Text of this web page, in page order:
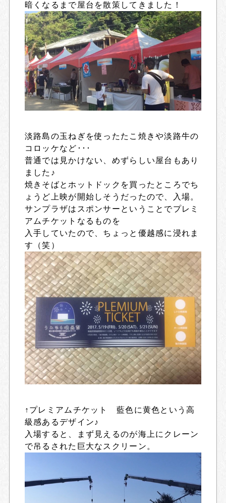
暗くなるまで屋台を散策してきました！
淡路島の玉ねぎを使ったたこ焼きや淡路牛の
コロッケなど･･･
普通では見かけない、めずらしい屋台もあり
ました♪
焼きそばとホットドックを買ったところでち
ょうど上映が開始しそうだったので、入場。
サンプラザはスポンサーということでプレミ
アムチケットなるものを
入手していたので、ちょっと優越感に浸れま
す（笑）
↑プレミアムチケット 藍色に黄色という高
級感あるデザイン♪
入場すると、まず見えるのが海上にクレーン
で吊るされた巨大なスクリーン。